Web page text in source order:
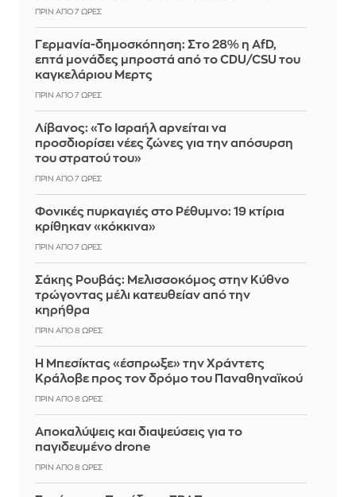
ΠΡΙΝ ΑΠΌ 7 ΏΡΕΣ
Γερμανία-δημοσκόπηση: Στο 28% η AfD,
επτά μονάδες μπροστά από το CDU/CSU του
καγκελάριου Μερτς
ΠΡΙΝ ΑΠΌ 7 ΏΡΕΣ
Λίβανος: «Το Ισραήλ αρνείται να
προσδιορίσει νέες ζώνες για την απόσυρση
του στρατού του»
ΠΡΙΝ ΑΠΌ 7 ΏΡΕΣ
Φονικές πυρκαγιές στο Ρέθυμνο: 19 κτίρια
κρίθηκαν «κόκκινα»
ΠΡΙΝ ΑΠΌ 7 ΏΡΕΣ
Σάκης Ρουβάς: Μελισσοκόμος στην Κύθνο
τρώγοντας μέλι κατευθείαν από την
κηρήθρα
ΠΡΙΝ ΑΠΌ 8 ΏΡΕΣ
Η Μπεσίκτας «έσπρωξε» την Χράντετς
Κράλοβε προς τον δρόμο του Παναθηναϊκού
ΠΡΙΝ ΑΠΌ 8 ΏΡΕΣ
Αποκαλύψεις και διαψεύσεις για το
παγιδευμένο drone
ΠΡΙΝ ΑΠΌ 8 ΏΡΕΣ